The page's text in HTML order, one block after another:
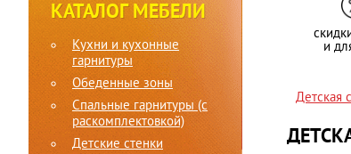
КАТАЛОГ МЕБЕЛИ
Кухни и кухонные
гарнитуры
Обеденные зоны
Спальные гарнитуры (c
раскомплектовкой)
Детские стенки
и
Детская